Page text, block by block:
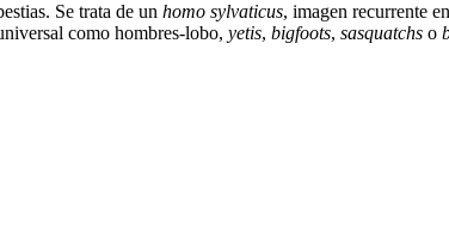
Se trata de un homo sylvaticus, imagen recurrente
como hombres-lobo, yetis, bigfoots, sasquatchs o